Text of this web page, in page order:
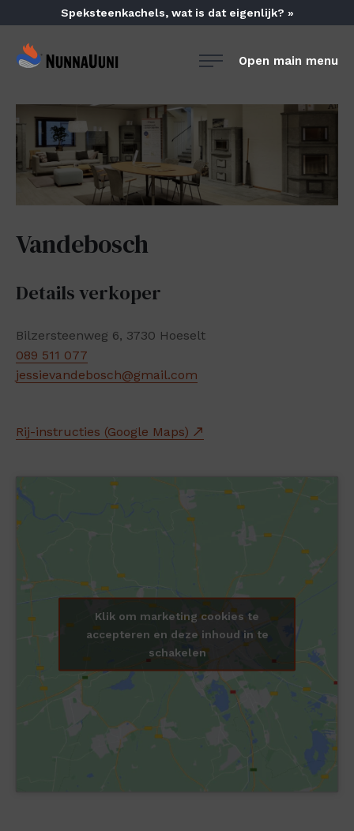
content
Speksteenkachels, wat is dat eigenlijk? »
NunnaUuni
suomalainen
vuolukivitakka
Open main menu
Vandebosch
Details verkoper
Bilzersteenweg 6, 3730 Hoeselt
089 511 077
jessievandebosch@gmail.com
Rij-instructies (Google Maps)
Klik om marketing cookies te
accepteren en deze inhoud in te
schakelen